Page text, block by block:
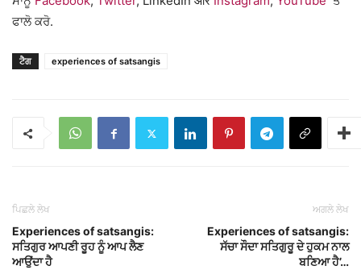
ਫਾਲੋ ਕਰੋ.
ਟੈਗ experiences of satsangis
ਪਿਛਲੇ ਲੇਖ
Experiences of satsangis:
ਸਤਿਗੁਰ ਆਪਣੀ ਰੂਹ ਨੂੰ ਆਪ ਲੈਣ
ਆਉਂਦਾ ਹੈ
ਅਗਲੇ ਲੇਖ
Experiences of satsangis:
ਸੱਚਾ ਸੌਦਾ ਸਤਿਗੁਰੂ ਦੇ ਹੁਕਮ ਨਾਲ
ਬਣਿਆ ਹੈ’…